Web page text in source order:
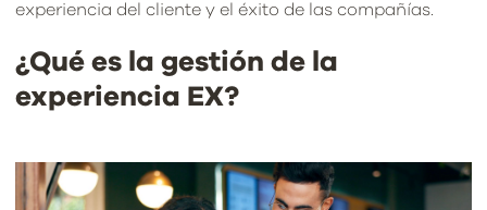
experiencia del cliente y el éxito de las compañías.
¿Qué es la gestión de la
experiencia EX?